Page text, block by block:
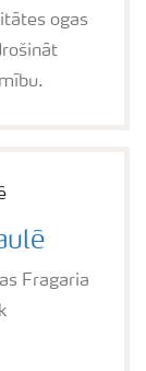
ogas
Fragaria